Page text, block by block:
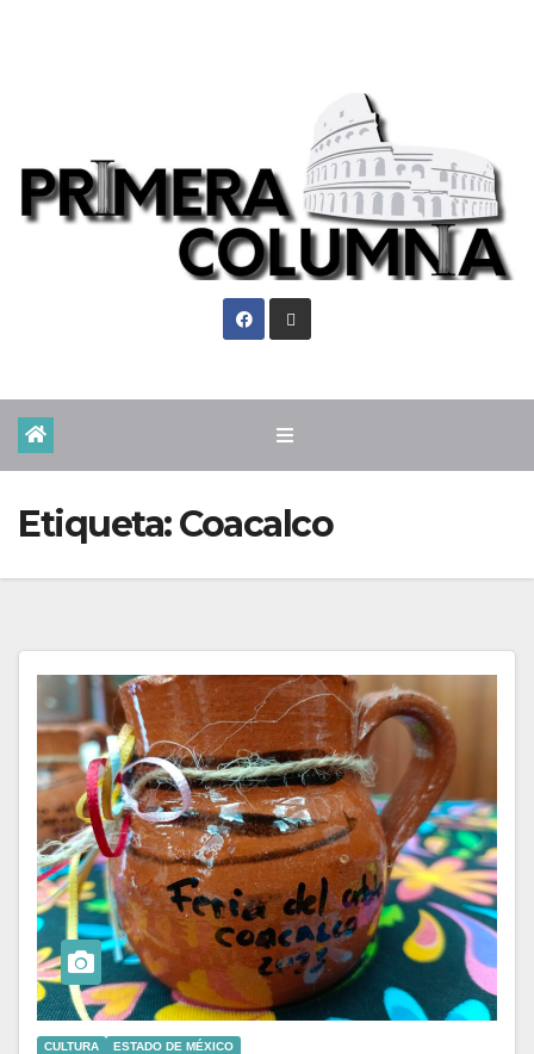
Etiqueta:Coacalco
CULTURA ESTADO DE MÉXICO